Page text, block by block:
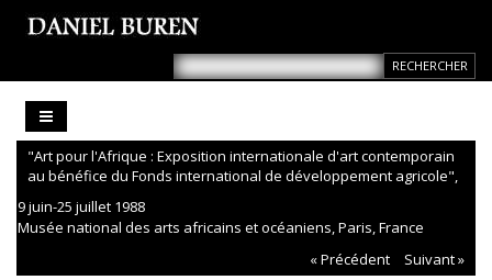
"Art pour l'Afrique : Exposition internationale d'art contemporain
au bénéfice du Fonds international de développement agricole",
9 juin-25 juillet 1988
Musée national des arts africains et océaniens, Paris, France
« Précédent
Suivant »